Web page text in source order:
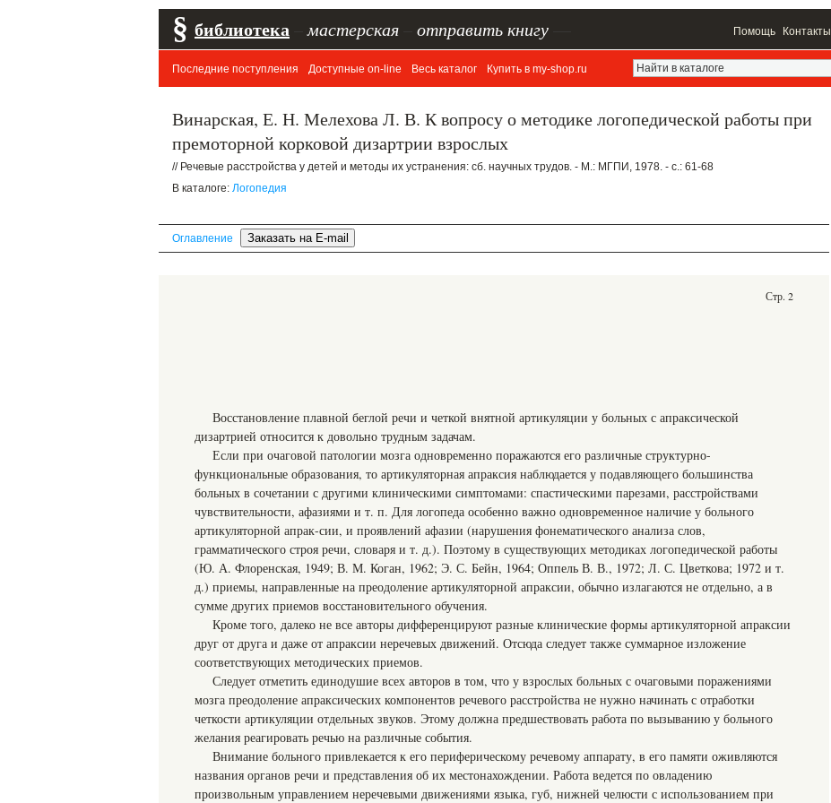
§ библиотека мастерская отправить книгу Помощь Контакты
Последние поступления Доступные on-line Весь каталог Купить в my-shop.ru
Винарская, Е. Н. Мелехова Л. В. К вопросу о методике логопедической работы при
премоторной корковой дизартрии взрослых
// Речевые расстройства у детей и методы их устранения: сб. научных трудов. - М.: МГПИ, 1978. - с.: 61-68
В каталоге: Логопедия
Оглавление
Стр. 2
Восстановление плавной беглой речи и четкой внятной артикуляции у больных с апраксической
дизартрией относится к довольно трудным задачам.
Если при очаговой патологии мозга одновременно поражаются его различные структурно-
функциональные образования, то артикуляторная апраксия наблюдается у подавляющего большинства
больных в сочетании с другими клиническими симптомами: спастическими парезами, расстройствами
чувствительности, афазиями и т. п. Для логопеда особенно важно одновременное наличие у больного
артикуляторной апрак-сии, и проявлений афазии (нарушения фонематического анализа слов,
грамматического строя речи, словаря и т. д.). Поэтому в существующих методиках логопедической работы
(Ю. А. Флоренская, 1949; В. М. Коган, 1962; Э. С. Бейн, 1964; Оппель В. В., 1972; Л. С. Цветкова; 1972 и т.
д.) приемы, направленные на преодоление артикуляторной апраксии, обычно излагаются не отдельно, а в
сумме других приемов восстановительного обучения.
Кроме того, далеко не все авторы дифференцируют разные клинические формы артикуляторной апраксии
друг от друга и даже от апраксии неречевых движений. Отсюда следует также суммарное изложение
соответствующих методических приемов.
Следует отметить единодушие всех авторов в том, что у взрослых больных с очаговыми поражениями
мозга преодоление апраксических компонентов речевого расстройства не нужно начинать с отработки
четкости артикуляции отдельных звуков. Этому должна предшествовать работа по вызыванию у больного
желания реагировать речью на различные события.
Внимание больного привлекается к его периферическому речевому аппарату, в его памяти оживляются
названия органов речи и представления об их местонахождении. Работа ведется по овладению
произвольным управлением неречевыми движениями языка, губ, нижней челюсти с использованием при